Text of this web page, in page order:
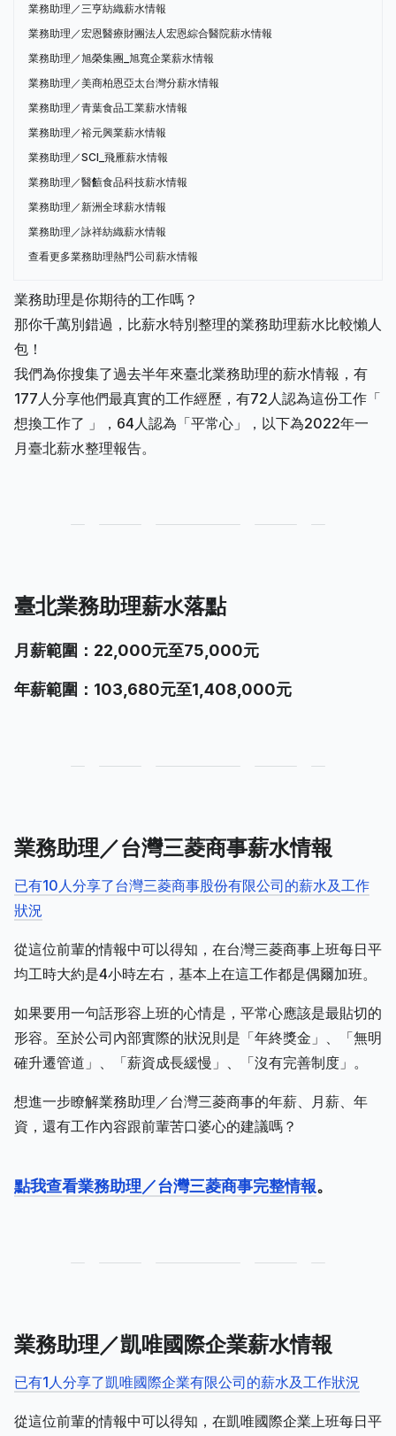
業務助理／三亨紡織薪水情報
業務助理／宏恩醫療財團法人宏恩綜合醫院薪水情報
業務助理／旭榮集團_旭寬企業薪水情報
業務助理／美商柏恩亞太台灣分薪水情報
業務助理／青葉食品工業薪水情報
業務助理／裕元興業薪水情報
業務助理／SCI_飛雁薪水情報
業務助理／醫饎食品科技薪水情報
業務助理／新洲全球薪水情報
業務助理／詠祥紡織薪水情報
查看更多業務助理熱門公司薪水情報
業務助理是你期待的工作嗎？
那你千萬別錯過，比薪水特別整理的業務助理薪水比較懶人
包！
我們為你搜集了過去半年來臺北業務助理的薪水情報，有
177人分享他們最真實的工作經歷，有72人認為這份工作「
想換工作了 」，64人認為「平常心」，以下為2022年一
月臺北薪水整理報告。
臺北業務助理薪水落點
月薪範圍：22,000元至75,000元
年薪範圍：103,680元至1,408,000元
業務助理／台灣三菱商事薪水情報
已有10人分享了台灣三菱商事股份有限公司的薪水及工作
狀況
從這位前輩的情報中可以得知，在台灣三菱商事上班每日平
均工時大約是4小時左右，基本上在這工作都是偶爾加班。
如果要用一句話形容上班的心情是，平常心應該是最貼切的
形容。至於公司內部實際的狀況則是「年終獎金」、「無明
確升遷管道」、「薪資成長緩慢」、「沒有完善制度」。
想進一步瞭解業務助理／台灣三菱商事的年薪、月薪、年
資，還有工作內容跟前輩苦口婆心的建議嗎？
點我查看業務助理／台灣三菱商事完整情報。
業務助理／凱唯國際企業薪水情報
已有1人分享了凱唯國際企業有限公司的薪水及工作狀況
從這位前輩的情報中可以得知，在凱唯國際企業上班每日平